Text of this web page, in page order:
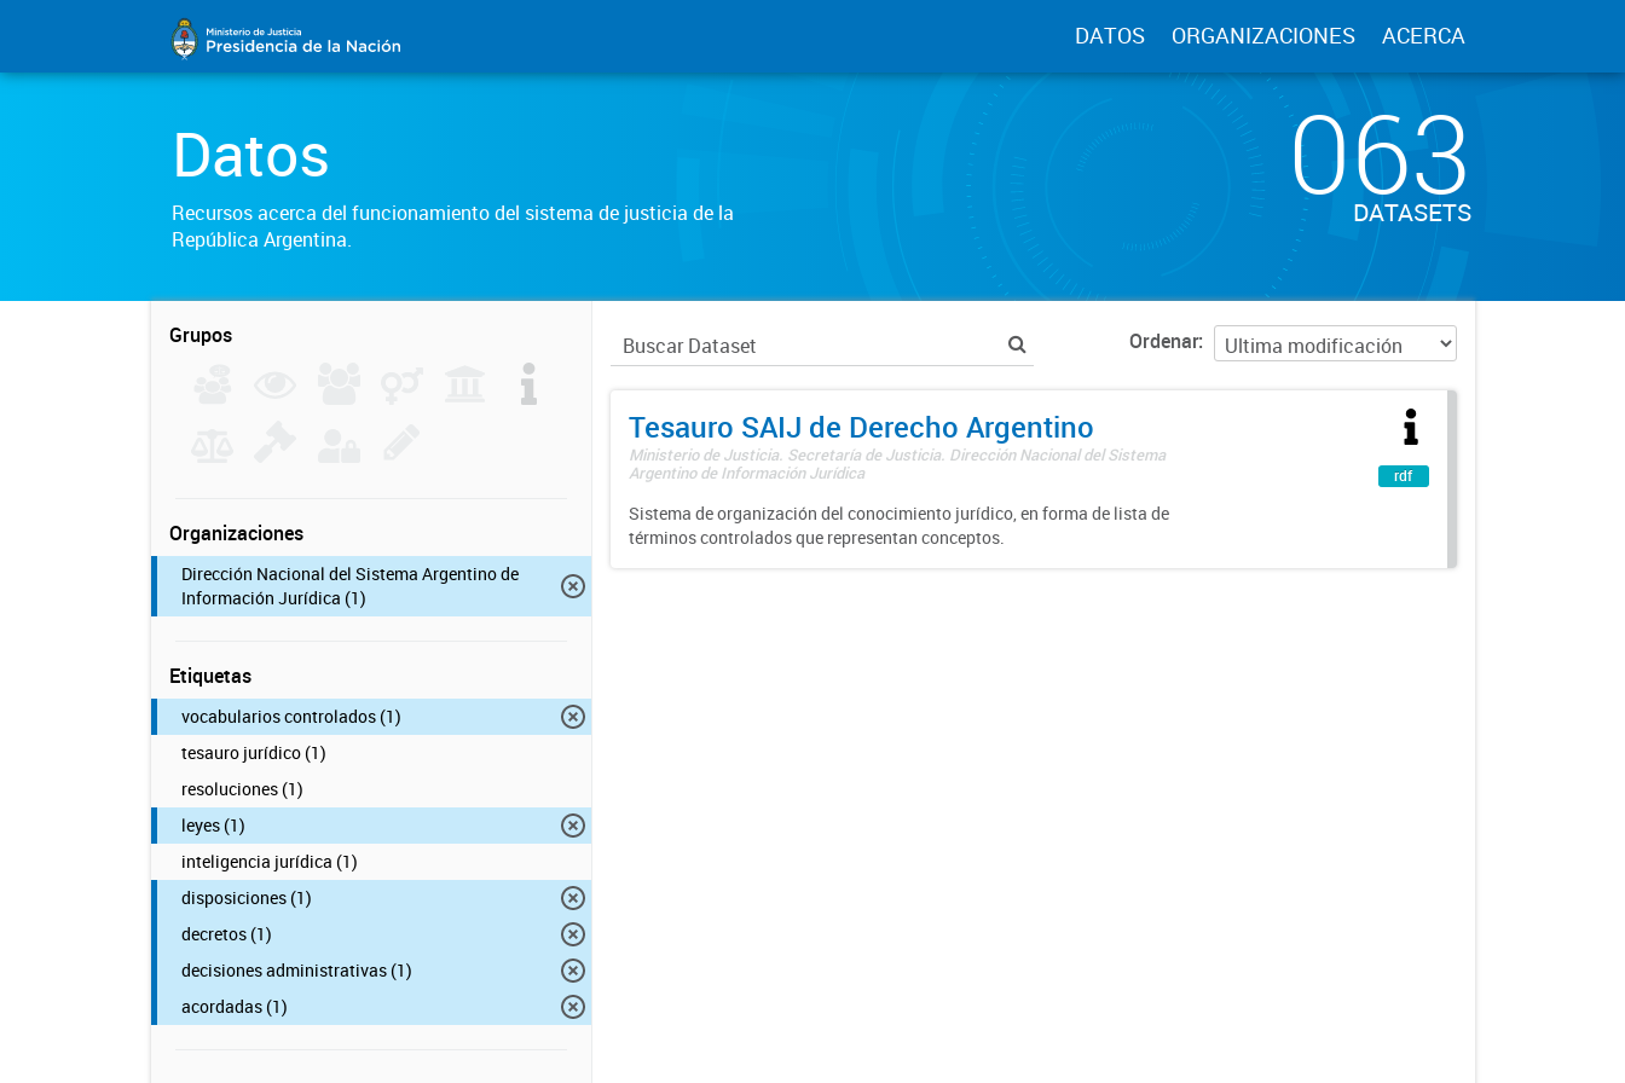
DATOS ORGANIZACIONES ACERCA
Datos
Recursos acerca del funcionamiento del sistema de justicia de la
República Argentina.
063
DATASETS
Grupos
Organizaciones
Dirección Nacional del Sistema Argentino de
Información Jurídica (1)
Etiquetas
vocabularios controlados (1)
tesauro jurídico (1)
resoluciones (1)
leyes (1)
inteligencia jurídica (1)
disposiciones (1)
decretos (1)
decisiones administrativas (1)
acordadas (1)
Ordenar
Tesauro SAIJ de Derecho Argentino
Ministerio de Justicia. Secretaría de Justicia. Dirección Nacional del Sistema
Argentino de Información Jurídica
Sistema de organización del conocimiento jurídico, en forma de lista de
términos controlados que representan conceptos.
rdf